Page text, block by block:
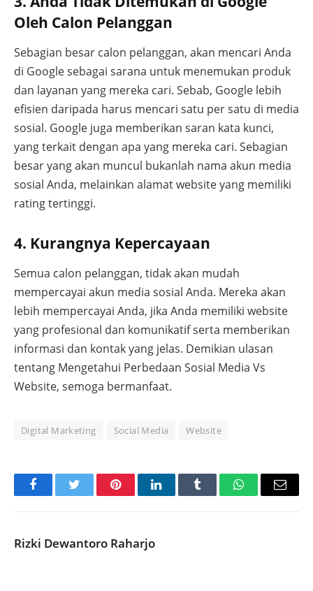
Oleh Calon Pelanggan
Sebagian besar calon pelanggan, akan mencari Anda
di Google sebagai sarana untuk menemukan produk
dan layanan yang mereka cari. Sebab, Google lebih
efisien daripada harus mencari satu per satu di media
sosial. Google juga memberikan saran kata kunci,
yang terkait dengan apa yang mereka cari. Sebagian
besar yang akan muncul bukanlah nama akun media
sosial Anda, melainkan alamat website yang memiliki
rating tertinggi.
4. Kurangnya Kepercayaan
Semua calon pelanggan, tidak akan mudah
mempercayai akun media sosial Anda. Mereka akan
lebih mempercayai Anda, jika Anda memiliki website
yang profesional dan komunikatif serta memberikan
informasi dan kontak yang jelas. Demikian ulasan
tentang Mengetahui Perbedaan Sosial Media Vs
Website, semoga bermanfaat.
Digital Marketing Social Media Website
FacebookTwitter PinterestLinkedInTumblr WhatsAppEmail
Rizki Dewantoro Raharjo